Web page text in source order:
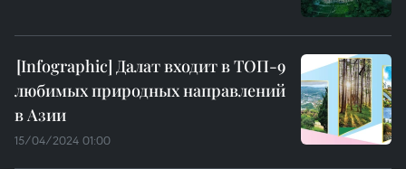
Далат входит в ТОП-9
любимых природных направлений
в Азии
15/04/2024 01:00